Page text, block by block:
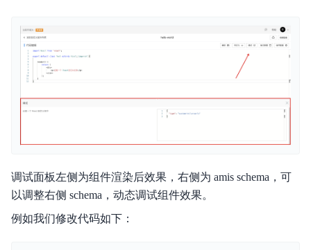
调试面板左侧为组件渲染后效果，右侧为 amis schema，可
以调整右侧 schema，动态调试组件效果。
例如我们修改代码如下：